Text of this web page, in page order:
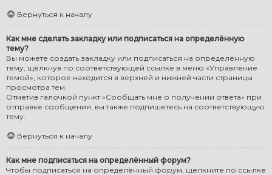
Вернуться к началу
Как мне сделать закладку или подписаться на определённую
тему?
Вы можете создать закладку или подписаться на определённую
тему, щёлкнув по соответствующей ссылке в меню «Управление
темой», которое находится в верхней и нижней части страницы
просмотра тем.
Отметив галочкой пункт «Сообщать мне о получении ответа» при
отправке сообщения, вы также подпишетесь на соответствующую
тему.
Вернуться к началу
Как мне подписаться на определённый форум?
Чтобы подписаться на определённый форум, щёлкните по ссылке